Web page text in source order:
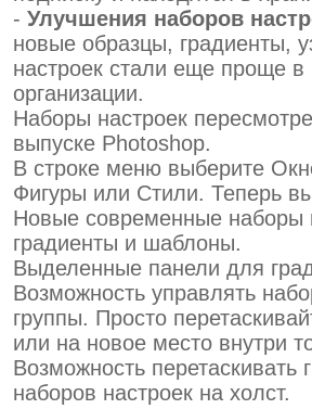
- Улучшения наборов
новые образцы, градиенты,
настроек стали еще проще в
организации.
Наборы настроек
выпуске Photoshop.
В строке меню выберите
Фигуры или Стили. Теперь
Новые современные наборы
градиенты и шаблоны.
Выделенные панели для
Возможность управлять
группы. Просто
или на новое место внутри
Возможность
наборов настроек на холст.